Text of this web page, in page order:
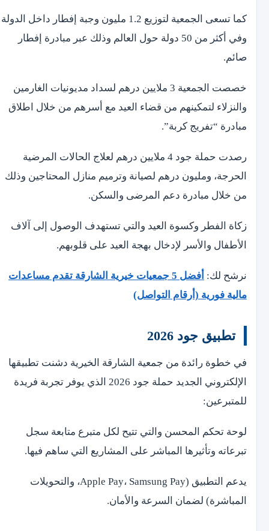
كما تسعى الجمعية لتوزيع 1.2 مليون وجبة إفطار داخل الدولة
وفي أكثر من 50 دولة حول العالم وذلك عبر مبادرة إفطار
صائم.
خصصت الجمعية 3 ملايين درهم لسداد مديونيات الغارمين
والنزلاء لتمكينهم من قضاء العيد مع أسرهم من خلال اطلاق
مبادرة “تفريج كربة”.
رصدت حملة جود 4 ملايين درهم لعلاج الحالات المرضية
الحرجة، ومليون درهم لصيانة وترميم منازل المحتاجين وذلك
من خلال مبادرة دعم المرضى والسكن.
زكاة الفطر وكسوة العيد والتي تستهدف الوصول إلى آلاف
الأطفال والأسر لإدخال بهجة العيد على قلوبهم.
نرشح لك:
أفضل 5 جمعيات خيرية الشارقة تقدم مساعدات
مالية فورية (أرقام التواصل)
تطبيق جود 2026
في خطوة رائدة من جمعية الشارقة الخيرية دشنت تطبيقها
الإلكتروني الجديد حملة جود 2026 الذي يوفر تجربة فريدة
للمتبرعين:
لوحة تحكم المحسن والتي تتيح لكل متبرع متابعة سجل
تبرعاته وتأثيرها المباشر على المشاريع التي ساهم فيها.
يدعم التطبيق (Apple Pay، Samsung Pay، والتحويلات
المباشرة) لضمان السرعة والأمان.